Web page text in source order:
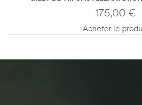
GUERINI
175,00 €
Acheter le